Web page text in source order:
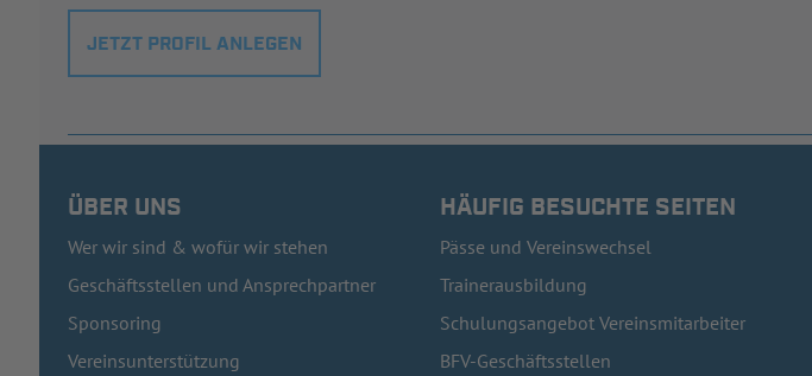
JETZT PROFIL ANLEGEN
ÜBER UNS
Wer wir sind & wofür wir stehen
Geschäftsstellen und Ansprechpartner
Sponsoring
Vereinsunterstützung
HÄUFIG BESUCHTE SEITEN
Pässe und Vereinswechsel
Trainerausbildung
Schulungsangebot Vereinsmitarbeiter
BFV-Geschäftsstellen